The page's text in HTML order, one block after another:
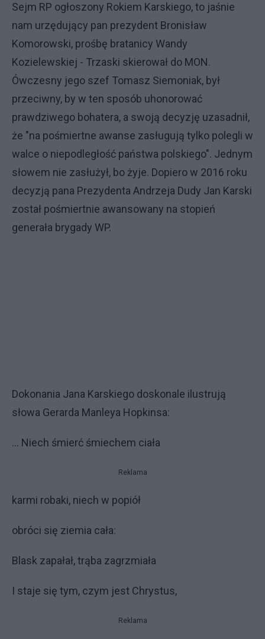
Sejm RP ogłoszony Rokiem Karskiego, to jaśnie
nam urzędujący pan prezydent Bronisław
Komorowski, prośbę bratanicy Wandy
Kozielewskiej - Trzaski skierował do MON.
Ówczesny jego szef Tomasz Siemoniak, był
przeciwny, by w ten sposób uhonorować
prawdziwego bohatera, a swoją decyzję uzasadnił,
że "na pośmiertne awanse zasługują tylko polegli w
walce o niepodległość państwa polskiego". Jednym
słowem nie zasłużył, bo żyje. Dopiero w 2016 roku
decyzją pana Prezydenta Andrzeja Dudy Jan Karski
został pośmiertnie awansowany na stopień
generała brygady WP.
Dokonania Jana Karskiego doskonale ilustrują
słowa Gerarda Manleya Hopkinsa:
... Niech śmierć śmiechem ciała
Reklama
karmi robaki, niech w popiół
obróci się ziemia cała:
Blask zapałał, trąba zagrzmiała
I staje się tym, czym jest Chrystus,
Reklama